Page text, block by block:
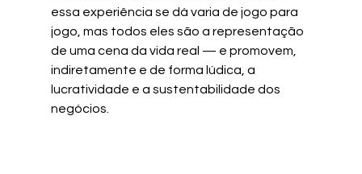
essa experiência se dá varia de jogo para
jogo, mas todos eles são a representação
de uma cena da vida real — e promovem,
indiretamente e de forma lúdica, a
lucratividade e a sustentabilidade dos
negócios.